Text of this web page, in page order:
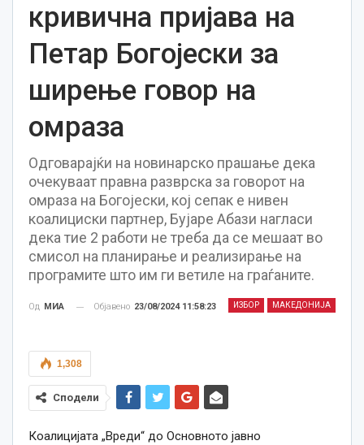
кривична пријава на
Петар Богојески за
ширење говор на
омраза
Одговарајќи на новинарско прашање дека
очекуваат правна разврска за говорот на
омраза на Богојески, кој сепак е нивен
коалициски партнер, Бујаре Абази нагласи
дека тие 2 работи не треба да се мешаат во
смисол на планирање и реализирање на
програмите што им ги ветиле на граѓаните.
ИЗБОР МАКЕДОНИЈА
Од МИА Објавено 23/08/2024 11:58:23
1,308
Сподели
Коалицијата „Вреди“ до Основното јавно